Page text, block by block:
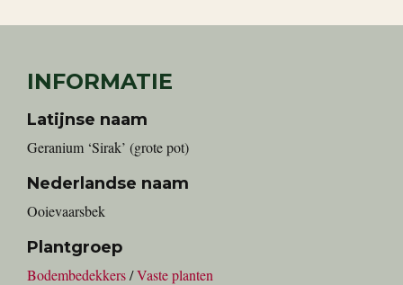
INFORMATIE
Latijnse naam
Geranium ‘Sirak’ (grote pot)
Nederlandse naam
Ooievaarsbek
Plantgroep
Bodembedekkers/Vaste planten